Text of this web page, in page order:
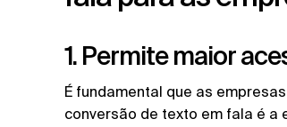
1. Permite maior
É fundamental que as
conversão de texto em fala é